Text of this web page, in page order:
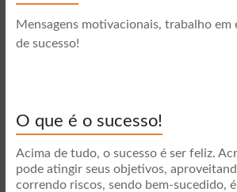
Mensagens motivacionais, trabalho em
de sucesso!
O que é o sucesso!
Acima de tudo, o sucesso é ser feliz.
pode atingir seus objetivos,
correndo riscos, sendo bem-sucedido,